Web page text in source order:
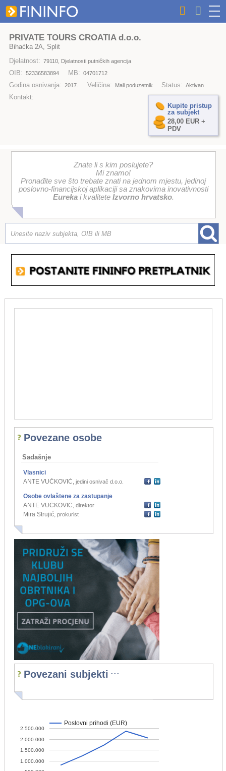
PRIVATE TOURS CROATIA d.o.o.
Bihaćka 2A, Split
Djelatnost: 79110, Djelatnosti putničkih agencija
OIB: 52336583894 MB: 04701712
Godina osnivanja: 2017. Veličina: Mali poduzetnik Status: Aktivan
Kontakt:
Kupite pristup
za subjekt
28,00 EUR +
PDV
Znate li s kim poslujete?
Mi znamo!
Pronađite sve što trebate znati na jednom mjestu, jedinoj
poslovno-financijskoj aplikaciji sa znakovima inovativnosti
Eurekai kvalitete Izvorno hrvatsko.
Povezane osobe
Sadašnje
Vlasnici
ANTE VUČKOVIĆ, jedini osnivač d.o.o.
Osobe ovlaštene za zastupanje
ANTE VUČKOVIĆ, direktor
Mira Strujić, prokurist
Povezani subjekti ...
Poslovni prihodi (EUR)
1.000.000
1.500.000
2.000.000
2.500.000